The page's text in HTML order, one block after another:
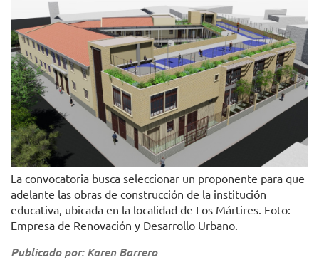
La convocatoria busca seleccionar un proponente para que
adelante las obras de construcción de la institución
educativa, ubicada en la localidad de Los Mártires. Foto:
Empresa de Renovación y Desarrollo Urbano.
Publicado por: Karen Barrero